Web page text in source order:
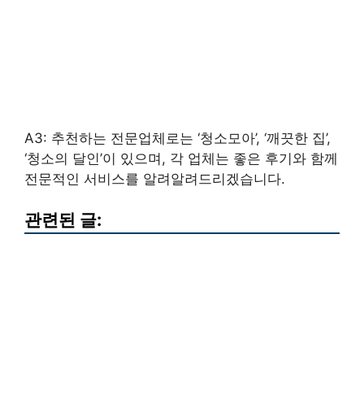
A3: 추천하는 전문업체로는 ‘청소모아’, ‘깨끗한 집’,
‘청소의 달인’이 있으며, 각 업체는 좋은 후기와 함께
전문적인 서비스를 알려알려드리겠습니다.
관련된 글: